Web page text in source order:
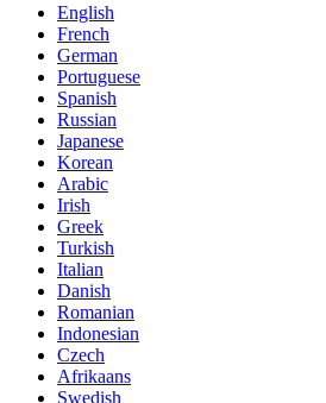
English
French
German
Portuguese
Spanish
Russian
Japanese
Korean
Arabic
Irish
Greek
Turkish
Italian
Danish
Romanian
Indonesian
Czech
Afrikaans
Swedish